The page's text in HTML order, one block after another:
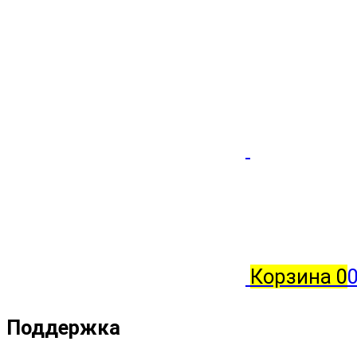
Корзина 0
Поддержка